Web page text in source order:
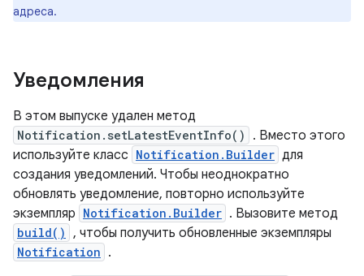
адреса.
Уведомления
В этом выпуске удален метод
Notification.setLatestEventInfo()
. Вместо этого
используйте класс Notification.Builder для
создания уведомлений. Чтобы неоднократно
обновлять уведомление, повторно используйте
экземпляр Notification.Builder . Вызовите метод
build() , чтобы получить обновленные экземпляры
Notification .